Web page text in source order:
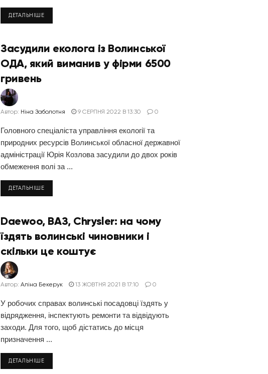
ДЕТАЛЬНІШЕ
Засудили еколога із Волинської
ОДА, який виманив у фірми 6500
гривень
Автор: Ніна Заболотня 9 СЕРПНЯ 2022 В 13:30 0
Головного спеціаліста управління екології та
природних ресурсів Волинської обласної державної
адміністрації Юрія Козлова засудили до двох років
обмеження волі за ...
ДЕТАЛЬНІШЕ
Daewoo, ВАЗ, Chrysler: на чому
їздять волинські чиновники і
скільки це коштує
Автор: Аліна Бекерук 13 ЖОВТНЯ 2021 В 17:10 0
У робочих справах волинські посадовці їздять у
відрядження, інспектують ремонти та відвідують
заходи. Для того, щоб дістатись до місця
призначення ...
ДЕТАЛЬНІШЕ